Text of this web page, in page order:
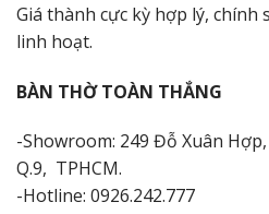
Giá thành cực kỳ hợp lý, chính
linh hoạt.
BÀN THỜ TOÀN THẮNG
-Showroom: 249 Đỗ Xuân
Q.9, TPHCM.
-Hotline: 0926.242.777